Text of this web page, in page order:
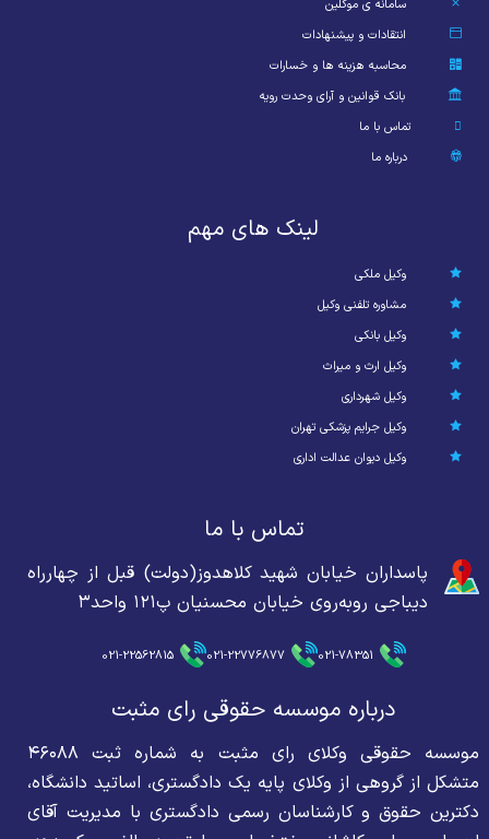
سامانه ی موکلین
انتقادات و پیشنهادات
محاسبه هزینه ها و خسارات
بانک قوانین و آرای وحدت رویه
تماس با ما
درباره ما
لینک های مهم
وکیل ملکی
مشاوره تلفنی وکیل
وکیل بانکی
وکیل ارث و میراث
وکیل شهرداری
وکیل جرایم پزشکی تهران
وکیل دیوان عدالت اداری
تماس با ما
پاسداران خیابان شهید کلاهدوز(دولت) قبل از چهارراه
دیباجی روبه‌روی خیابان محسنیان پ۱۲۱ واحد۳
021-78351
021-22776877
021-22562815
درباره موسسه حقوقی رای مثبت
موسسه حقوقی وکلای رای مثبت به شماره ثبت ۴۶۰۸۸
متشکل از گروهی از وکلای پایه یک دادگستری، اساتید دانشگاه،
دکترین حقوق و کارشناسان رسمی دادگستری با مدیریت آقای